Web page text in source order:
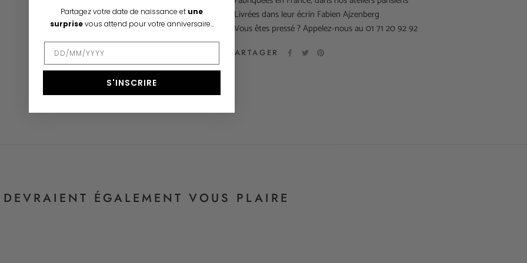
- Livrées dans leur écrin Fabien Ajzenberg
- Vous êtes pressé ? Appelez-nous au 01 71 20 92 92
PARTAGER
ÉGALEMENT VOUS PLAIRE
Partagez votre date de naissance et une
surprisevous attend pour votre anniversaire...
S'INSCRIRE